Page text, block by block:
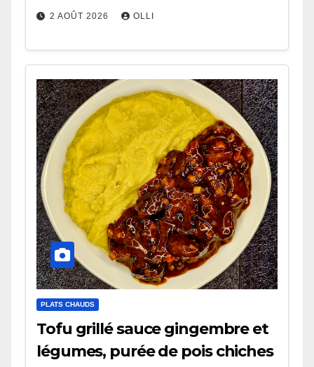
2 AOÛT 2026 OLLI
PLATS CHAUDS
Tofu grillé sauce gingembre et
légumes, purée de pois chiches